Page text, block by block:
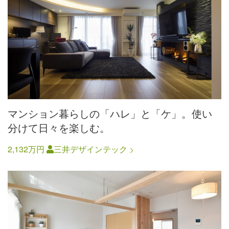
マンション暮らしの「ハレ」と「ケ」。使い
分けて日々を楽しむ。
2,132万円 三井デザインテック